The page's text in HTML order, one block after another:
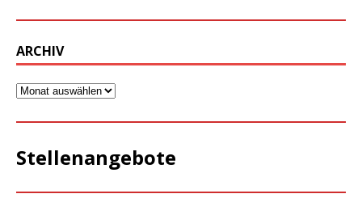
ARCHIV
Stellenangebote